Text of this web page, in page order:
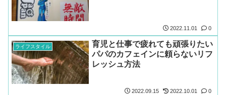
2022.11.01 0
ライフスタイル
育児と仕事で疲れても頑張りたい
パパのカフェインに頼らないリフ
レッシュ方法
2022.09.15 2022.10.01 0